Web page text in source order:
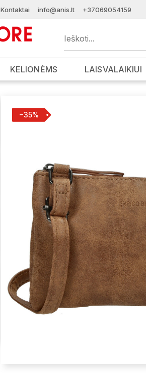
Kontaktai info@anis.lt +37069054159
KELIONĖMS LAISVALAIKIUI
−35%